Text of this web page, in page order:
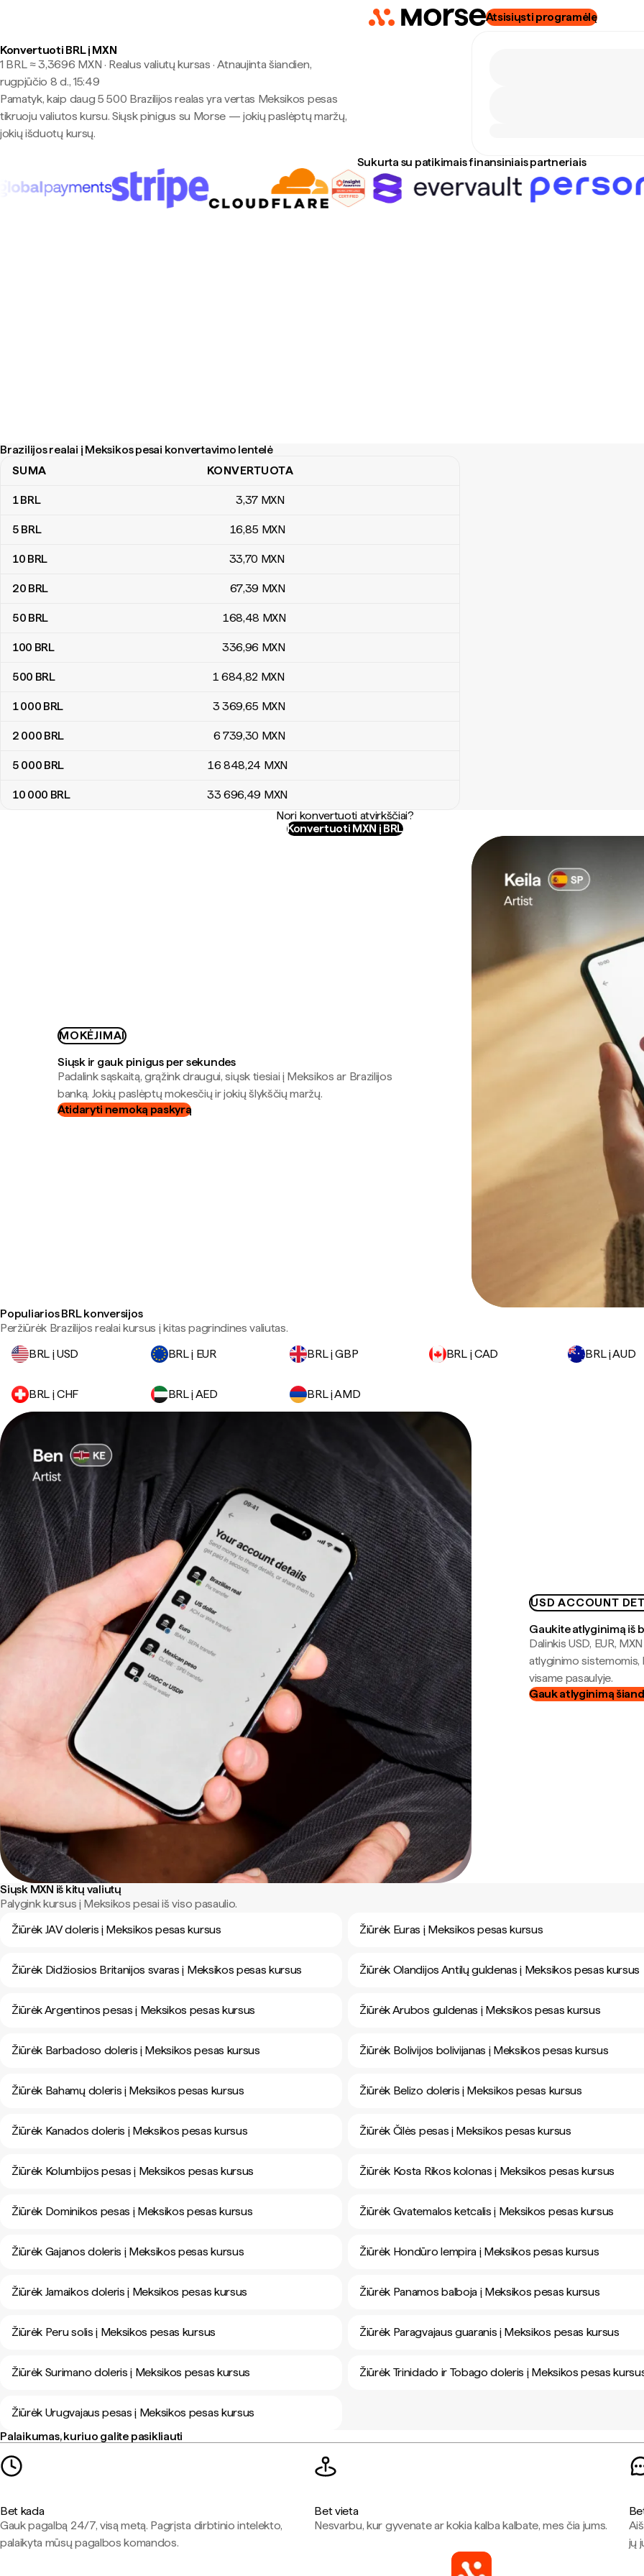
Atsisiųsti programėlę
Konvertuoti BRL į MXN
1 BRL ≈ 3,3696 MXN · Realus valiutų kursas · Atnaujinta šiandien,
rugpjūčio 8 d., 15:49
Pamatyk, kaip daug 5 500 Brazilijos realas yra vertas Meksikos pesas
tikruoju valiutos kursu. Siųsk pinigus su Morse — jokių paslėptų maržų,
jokių išduotų kursų.
Sukurta su patikimais finansiniais partneriais
Brazilijos realai į Meksikos pesai konvertavimo lentelė
Brazilijos realai į Meksikos pesai konvertavimo lentelė
SUMA KONVERTUOTA
1BRL 3,37 MXN
5 BRL 16,85 MXN
10 BRL 33,70 MXN
20 BRL 67,39 MXN
50 BRL 168,48 MXN
100 BRL 336,96 MXN
500 BRL 1 684,82 MXN
1 000 BRL 3 369,65 MXN
2 000 BRL 6 739,30 MXN
5 000 BRL 16 848,24 MXN
10 000 BRL 33 696,49 MXN
Nori konvertuoti atvirkščiai?
Konvertuoti MXN į BRL
MOKĖJIMAI
Siųsk ir gauk pinigus per sekundes
Padalink sąskaitą, grąžink draugui, siųsk tiesiai į Meksikos ar Brazilijos
banką. Jokių paslėptų mokesčių ir jokių šlykščių maržų.
Atidaryti nemoką paskyrą
Populiarios BRL konversijos
Peržiūrėk Brazilijos realai kursus į kitas pagrindines valiutas.
BRL į USD
BRL į EUR BRL į GBP BRL į CAD BRL į AUD
BRL į CHF BRL į AED BRL į AMD
USD ACCOUNT
Gaukite atlyginimą iš
Dalinkis USD, EUR,
atlyginimo
visame pasaulyje.
Gauk atlyginimą
Siųsk MXN iš kitų valiutų
Palygink kursus į Meksikos pesai iš viso pasaulio.
Žiūrėk JAV doleris į Meksikos pesas kursus
Žiūrėk Euras į Meksikos pesas kursus
Žiūrėk Didžiosios Britanijos svaras į Meksikos pesas kursus Žiūrėk Olandijos Antilų guldenas į Meksikos pesas kursus
Žiūrėk Argentinos pesas į Meksikos pesas kursus Žiūrėk Arubos guldenas į Meksikos pesas kursus
Žiūrėk Barbadoso doleris į Meksikos pesas kursus Žiūrėk Bolivijos bolivijanas į Meksikos pesas kursus
Žiūrėk Bahamų doleris į Meksikos pesas kursus Žiūrėk Belizo doleris į Meksikos pesas kursus
Žiūrėk Kanados doleris į Meksikos pesas kursus Žiūrėk Čilės pesas į Meksikos pesas kursus
Žiūrėk Kolumbijos pesas į Meksikos pesas kursus Žiūrėk Kosta Rikos kolonas į Meksikos pesas kursus
Žiūrėk Dominikos pesas į Meksikos pesas kursus Žiūrėk Gvatemalos ketcalis į Meksikos pesas kursus
Žiūrėk Gajanos doleris į Meksikos pesas kursus Žiūrėk Hondūro lempira į Meksikos pesas kursus
Žiūrėk Jamaikos doleris į Meksikos pesas kursus Žiūrėk Panamos balboja į Meksikos pesas kursus
Žiūrėk Peru solis į Meksikos pesas kursus Žiūrėk Paragvajaus guaranis į Meksikos pesas kursus
Žiūrėk Surimano doleris į Meksikos pesas kursus Žiūrėk Trinidado ir Tobago doleris į Meksikos pesas
Žiūrėk Urugvajaus pesas į Meksikos pesas kursus
Palaikumas, kuriuo galite pasikliauti
Bet kada
Gauk pagalbą 24/7, visą metą. Pagrįsta dirbtinio intelekto,
palaikyta mūsų pagalbos komandos.
Bet vieta
Nesvarbu, kur gyvenate ar kokia kalba kalbate, mes čia jums.
jų